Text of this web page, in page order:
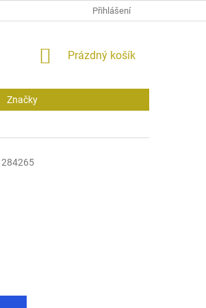
Přihlášení
NÁKUPNÍ
Prázdný košík
Značky
284265